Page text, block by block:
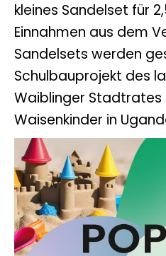
kleines Sandelset für
Einnahmen aus dem
Sandelsets werden
Schulbauprojekt des
Waiblinger Stadtrates
Waisenkinder in